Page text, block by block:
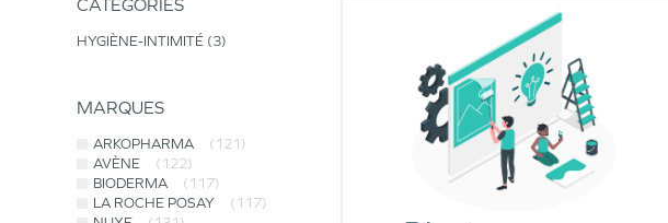
CATÉGORIES
HYGIÈNE-INTIMITÉ 3
MARQUES
ARKOPHARMA
(121)
AVÈNE
(122)
BIODERMA
(117)
LA ROCHE POSAY
(117)